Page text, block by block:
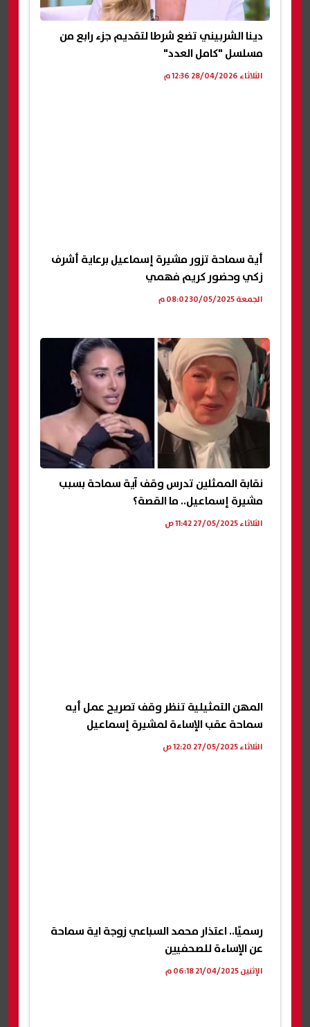
دينا الشربيني تضع شرطا لتقديم جزء رابع من
مسلسل "كامل العدد"
الثلاثاء 28/04/2026 12:36 م
أية سماحة تزور مشيرة إسماعيل برعاية أشرف
زكي وحضور كريم فهمي
الجمعة 30/05/2025 08:02 م
نقابة الممثلين تدرس وقف آية سماحة بسبب
مشيرة إسماعيل.. ما القصة؟
الثلاثاء 27/05/2025 11:42 ص
المهن التمثيلية تنظر وقف تصريح عمل أيه
سماحة عقب الإساءة لمشيرة إسماعيل
الثلاثاء 27/05/2025 12:20 ص
رسميًا.. اعتذار محمد السباعي زوجة اية سماحة
عن الإساءة للصحفيين
الإثنين 21/04/2025 06:18 م